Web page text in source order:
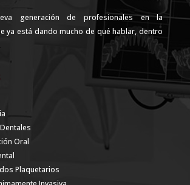
generación de profesionales en la
ya está dando mucho de qué hablar, dentro
Oral
Plaquetarios